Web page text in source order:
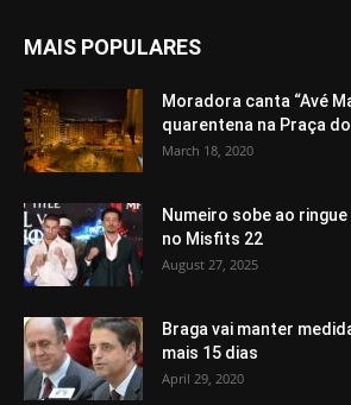
MAIS POPULARES
Moradora canta “Avé
quarentena na Praça
March 18, 2020
Numeiro sobe ao
no Misfits 22
August 27, 2025
Braga vai manter
mais 15 dias
April 29, 2020